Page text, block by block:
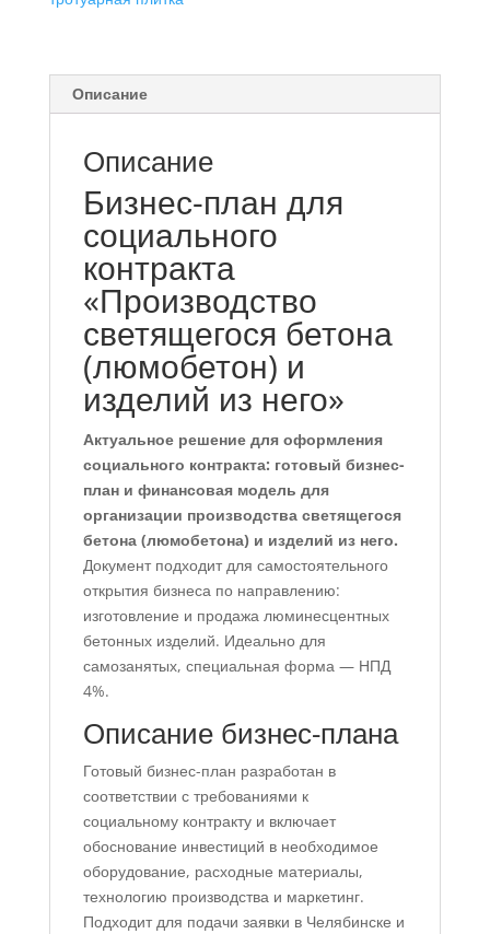
Описание
Описание
Бизнес-план для
социального
контракта
«Производство
светящегося бетона
(люмобетон) и
изделий из него»
Актуальное решение для оформления
социального контракта: готовый бизнес-
план и финансовая модель для
организации производства светящегося
бетона (люмобетона) и изделий из него.
Документ подходит для самостоятельного
открытия бизнеса по направлению:
изготовление и продажа люминесцентных
бетонных изделий. Идеально для
самозанятых, специальная форма — НПД
4%.
Описание бизнес-плана
Готовый бизнес-план разработан в
соответствии с требованиями к
социальному контракту и включает
обоснование инвестиций в необходимое
оборудование, расходные материалы,
технологию производства и маркетинг.
Подходит для подачи заявки в Челябинске и